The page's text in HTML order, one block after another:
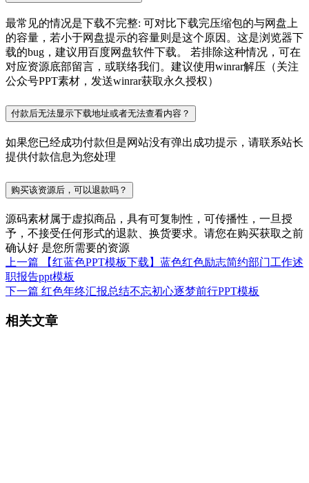
最常见的情况是下载不完整: 可对比下载完压缩包的与网盘上
的容量，若小于网盘提示的容量则是这个原因。这是浏览器下
载的bug，建议用百度网盘软件下载。 若排除这种情况，可在
对应资源底部留言，或联络我们。建议使用winrar解压（关注
公众号PPT素材，发送winrar获取永久授权）
付款后无法显示下载地址或者无法查看内容？
如果您已经成功付款但是网站没有弹出成功提示，请联系站长
提供付款信息为您处理
购买该资源后，可以退款吗？
源码素材属于虚拟商品，具有可复制性，可传播性，一旦授
予，不接受任何形式的退款、换货要求。请您在购买获取之前
确认好 是您所需要的资源
上一篇
【红蓝色PPT模板下载】蓝色红色励志简约部门工作述
职报告ppt模板
下一篇 红色年终汇报总结不忘初心逐梦前行PPT模板
相关文章